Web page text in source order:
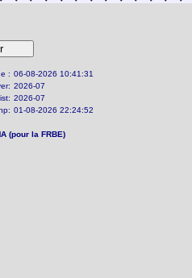
: 06-08-2026 10:41:31
2026-07
2026-07
01-08-2026 22:24:52
(pour la FRBE)